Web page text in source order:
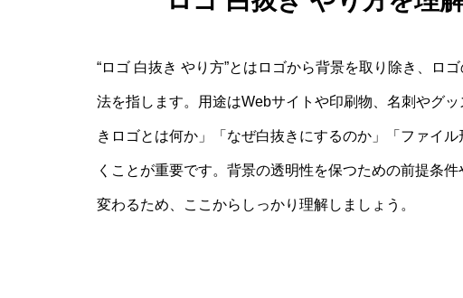
“ロゴ 白抜き やり方”とはロゴから背景を取り除き、ロ
法を指します。用途はWebサイトや印刷物、名刺やグ
きロゴとは何か」「なぜ白抜きにするのか」「ファイ
くことが重要です。背景の透明性を保つための前提条
変わるため、ここからしっかり理解しましょう。